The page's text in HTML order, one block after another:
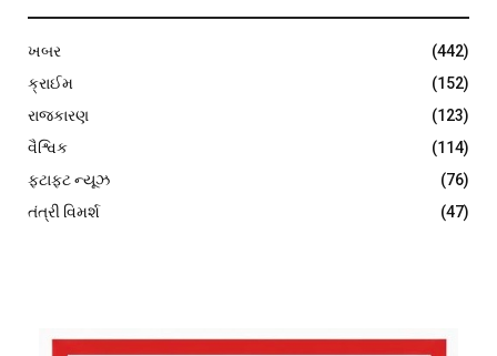
ખબર
(442)
ક્રાઈમ
(152)
રાજકારણ
(123)
વૈશ્વિક
(114)
ફટાફટ ન્યૂઝ
(76)
તંત્રી વિમર્શ
(47)